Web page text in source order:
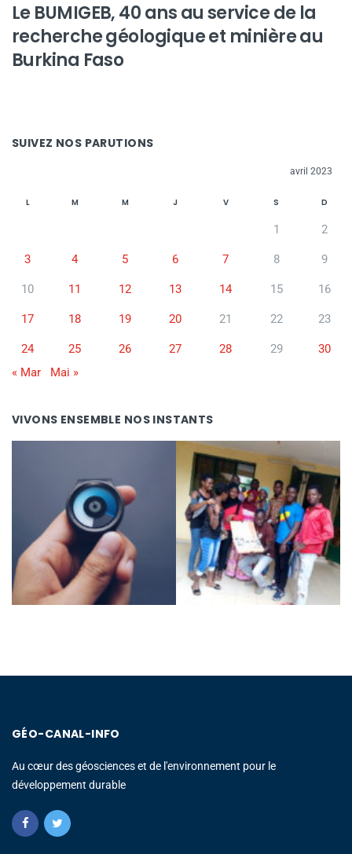
Le BUMIGEB, 40 ans au service de la
recherche géologique et minière au
Burkina Faso
SUIVEZ NOS PARUTIONS
avril 2023
L M M J V S D
1 2
3 4 5 6 7 8 9
10 11 12 13 14 15 16
17 18 19 20 21 22 23
24 25 26 27 28 29
30
« Mar
Mai »
VIVONS ENSEMBLE NOS INSTANTS
GÉO-CANAL-INFO
Au cœur des géosciences et de l'environnement pour le
développement durable